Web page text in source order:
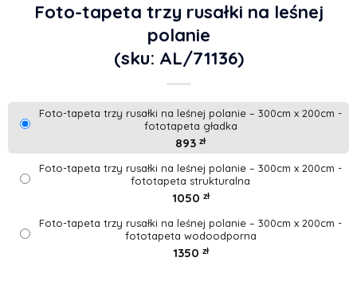
Foto-tapeta trzy rusałki na leśnej
polanie
(sku: AL/71136)
Foto-tapeta trzy rusałki na leśnej polanie – 300cm x 200cm -
fototapeta gładka
893 zł
Foto-tapeta trzy rusałki na leśnej polanie – 300cm x 200cm -
fototapeta strukturalna
1050 zł
Foto-tapeta trzy rusałki na leśnej polanie – 300cm x 200cm -
fototapeta wodoodporna
1350 zł